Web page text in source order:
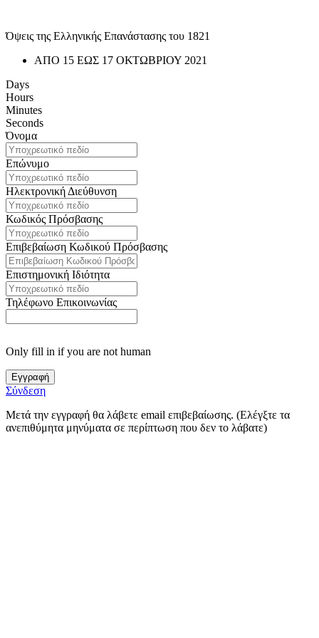
Όψεις της Ελληνικής Επανάστασης του 1821
ΑΠΟ 15 ΕΩΣ 17 ΟΚΤΩΒΡΙΟΥ 2021
Days
Hours
Minutes
Seconds
Όνομα
Επώνυμο
Ηλεκτρονική Διεύθυνση
Κωδικός Πρόσβασης
Επιβεβαίωση Κωδικού Πρόσβασης
Επιστημονική Ιδιότητα
Τηλέφωνο Επικοινωνίας
Only fill in if you are not human
Σύνδεση
Μετά την εγγραφή θα λάβετε email επιβεβαίωσης. (Ελέγξτε τα
ανεπιθύμητα μηνύματα σε περίπτωση που δεν το λάβατε)